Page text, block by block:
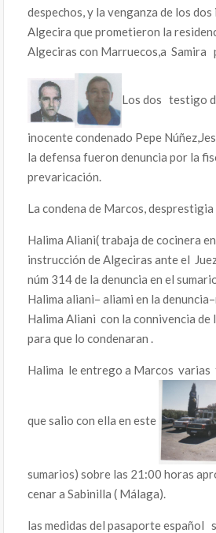
despechos, y la venganza de los
Algecira que prometieron la
Algeciras con Marruecos,a Samira
Los dos testigo
inocente condenado Pepe
la defensa fueron denuncia por la
prevaricación.
La condena de Marcos,
Halima Aliani( trabaja de cocinera
instrucción de Algeciras ante el
núm 314 de la denuncia en el
Halima aliani– aliami en la
Halima Aliani con la connivencia
para que lo condenaran .
Halima le entrego a Marcos
que salio con ella en este
sumarios) sobre las 21:00 horas
cenar a Sabinilla ( Málaga).
las medidas del pasaporte